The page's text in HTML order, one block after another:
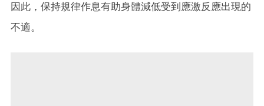
因此，保持規律作息有助身體減低受到應激反應出現的
不適。